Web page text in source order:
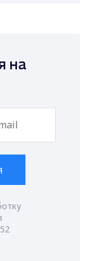
на